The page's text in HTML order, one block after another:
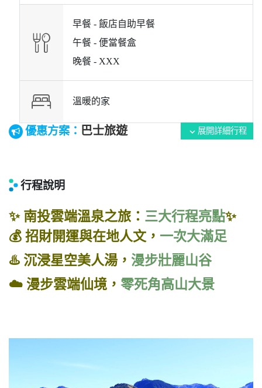
優惠方案： 巴士旅遊
行程說明
✨ 南投雲端溫泉之旅： 三大行程亮點✨
💰 招財開運與在地人文， 一次大滿足
♨️ 沉浸星空美人湯， 漫步壯麗山谷
☁️ 漫步雲端仙境， 零死角高山大景
早餐 - 飯店自助早餐
午餐 - 便當餐盒
晚餐 - XXX
溫暖的家
expand_more 展開詳細行程